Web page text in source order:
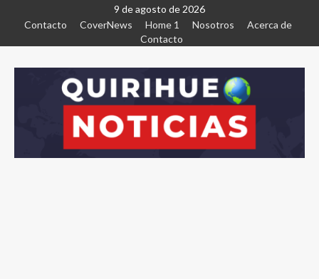
9 de agosto de 2026
Contacto
CoverNews Home 1 Nosotros
Acerca de
Contacto